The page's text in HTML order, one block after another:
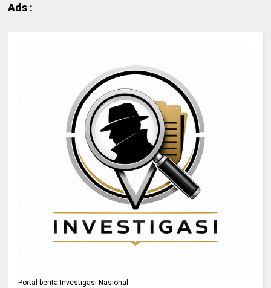
Ads :
Portal berita Investigasi Nasional